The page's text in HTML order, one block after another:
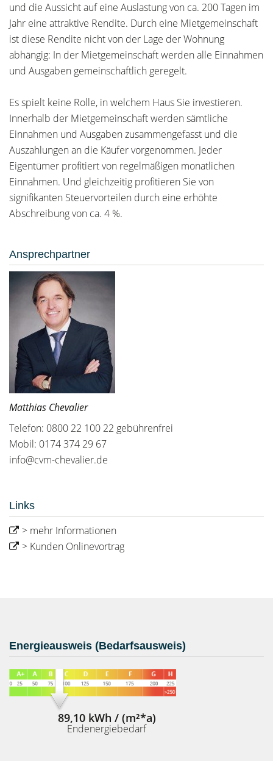
und die Aussicht auf eine Auslastung von ca. 200 Tagen im
Jahr eine attraktive Rendite. Durch eine Mietgemeinschaft
ist diese Rendite nicht von der Lage der Wohnung
abhängig: In der Mietgemeinschaft werden alle Einnahmen
und Ausgaben gemeinschaftlich geregelt.
Es spielt keine Rolle, in welchem Haus Sie investieren.
Innerhalb der Mietgemeinschaft werden sämtliche
Einnahmen und Ausgaben zusammengefasst und die
Auszahlungen an die Käufer vorgenommen. Jeder
Eigentümer profitiert von regelmäßigen monatlichen
Einnahmen. Und gleichzeitig profitieren Sie von
signifikanten Steuervorteilen durch eine erhöhte
Abschreibung von ca. 4 %.
Ansprechpartner
Matthias Chevalier
Telefon: 0800 22 100 22 gebührenfrei
Mobil: 0174 374 29 67
info@cvm-chevalier.de
Links
> mehr Informationen
> Kunden Onlinevortrag
Energieausweis (Bedarfsausweis)
89,10 kWh / (m²*a)
Endenergiebedarf